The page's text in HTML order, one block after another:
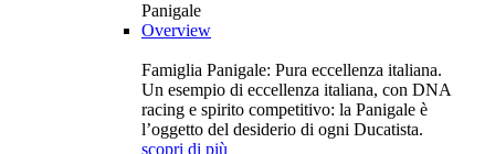
Panigale
Overview
Famiglia Panigale: Pura eccellenza italiana.
Un esempio di eccellenza italiana, con DNA
racing e spirito competitivo: la Panigale è
l’oggetto del desiderio di ogni Ducatista.
scopri di più